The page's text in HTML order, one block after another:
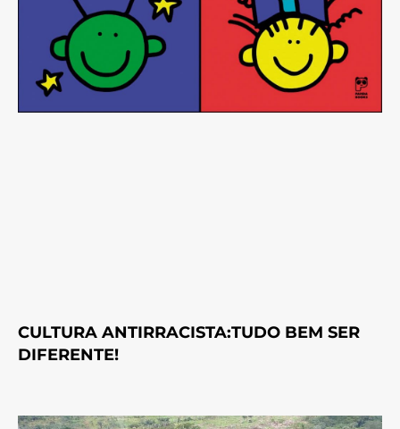
CULTURA ANTIRRACISTA:TUDO BEM SER
DIFERENTE!